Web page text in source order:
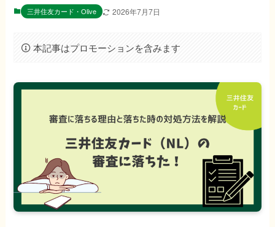
三井住友カード・Olive 2026年7月7日
本記事はプロモーションを含みます